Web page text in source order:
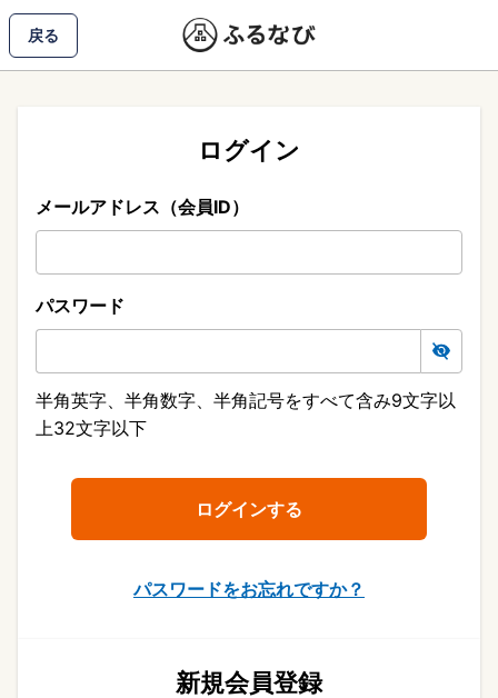
戻る
ログイン
メールアドレス（会員ID）
パスワード
半角英字、半角数字、半角記号をすべて含み9文字以
上32文字以下
パスワードをお忘れですか？
新規会員登録